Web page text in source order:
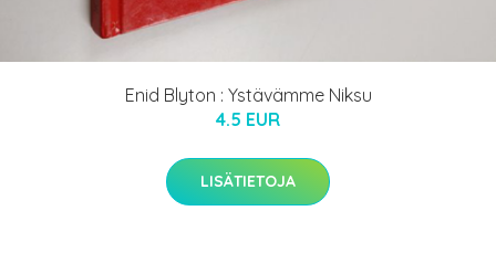
Enid Blyton : Ystävämme Niksu
4.5 EUR
LISÄTIETOJA